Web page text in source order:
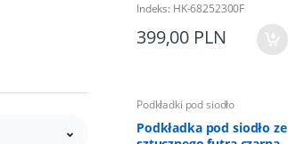
Indeks: HK-68252300F
399,00 PLN
Podkładki pod siodło
Podkładka pod siodło ze